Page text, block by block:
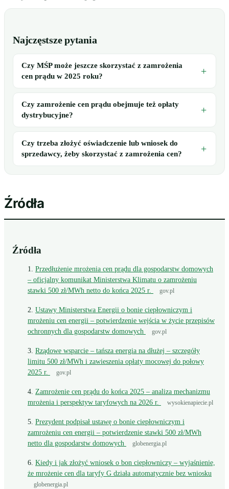
Najczęstsze pytania
Czy MŚP może jeszcze skorzystać z zamrożenia
cen prądu w 2025 roku?
Czy zamrożenie cen prądu obejmuje też opłaty
dystrybucyjne?
Czy trzeba złożyć oświadczenie lub wniosek do
sprzedawcy, żeby skorzystać z zamrożenia cen?
Źródła
Źródła
Przedłużenie mrożenia cen prądu dla gospodarstw domowych
– oficjalny komunikat Ministerstwa Klimatu o zamrożeniu
stawki 500 zł/MWh netto do końca 2025 r.
gov.pl
Ustawy Ministerstwa Energii o bonie ciepłowniczym i
mrożeniu cen energii – potwierdzenie wejścia w życie przepisów
ochronnych dla gospodarstw domowych
gov.pl
Rządowe wsparcie – tańsza energia na dłużej – szczegóły
limitu 500 zł/MWh i zawieszenia opłaty mocowej do połowy
2025 r.
gov.pl
Zamrożenie cen prądu do końca 2025 – analiza mechanizmu
mrożenia i perspektyw taryfowych na 2026 r.
wysokienapiecie.pl
Prezydent podpisał ustawę o bonie ciepłowniczym i
zamrożeniu cen energii – potwierdzenie stawki 500 zł/MWh
netto dla gospodarstw domowych
globenergia.pl
Kiedy i jak złożyć wniosek o bon ciepłowniczy – wyjaśnienie,
że mrożenie cen dla taryfy G działa automatycznie bez wniosku
globenergia.pl